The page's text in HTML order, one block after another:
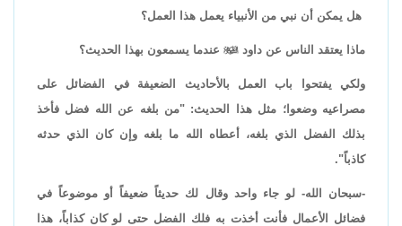
هل يمكن أن نبي من الأنبياء يعمل هذا العمل؟
ماذا يعتقد الناس عن داود  عندما يسمعون بهذا الحديث؟
ولكي يفتحوا باب العمل بالأحاديث الضعيفة في الفضائل على
مصراعيه وضعوا؛ مثل هذا الحديث: "من بلغه عن الله فضل فأخذ
بذلك الفضل الذي بلغه، أعطاه الله ما بلغه وإن كان الذي حدثه
كاذباً".
-سبحان الله- لو جاء واحد وقال لك حديثاً ضعيفاً أو موضوعاً في
فضائل الأعمال فأنت أخذت به فلك الفضل حتى لو كان كذاباً، هذا